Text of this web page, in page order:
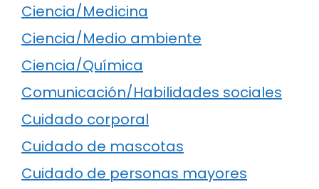
Ciencia/Medicina
Ciencia/Medio ambiente
Ciencia/Química
Comunicación/Habilidades sociales
Cuidado corporal
Cuidado de mascotas
Cuidado de personas mayores